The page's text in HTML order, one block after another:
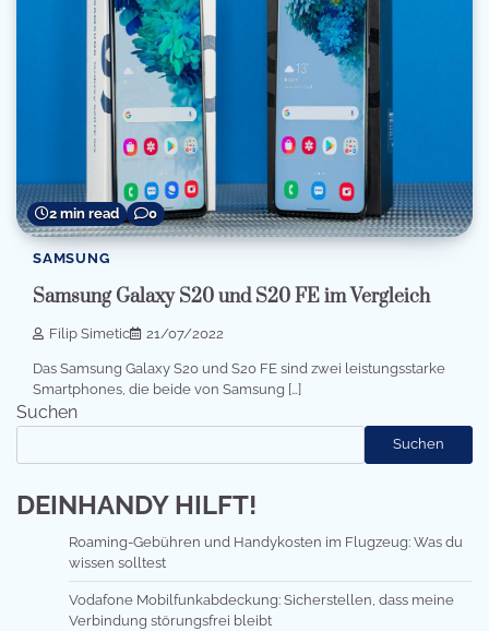
2 min read 0
SAMSUNG
Samsung Galaxy S20 und S20 FE im Vergleich
Filip Simetic 21/07/2022
Das Samsung Galaxy S20 und S20 FE sind zwei leistungsstarke
Smartphones, die beide von Samsung […]
Suchen
Suchen
DEINHANDY HILFT!
Roaming-Gebühren und Handykosten im Flugzeug: Was du
wissen solltest
Vodafone Mobilfunkabdeckung: Sicherstellen, dass meine
Verbindung störungsfrei bleibt